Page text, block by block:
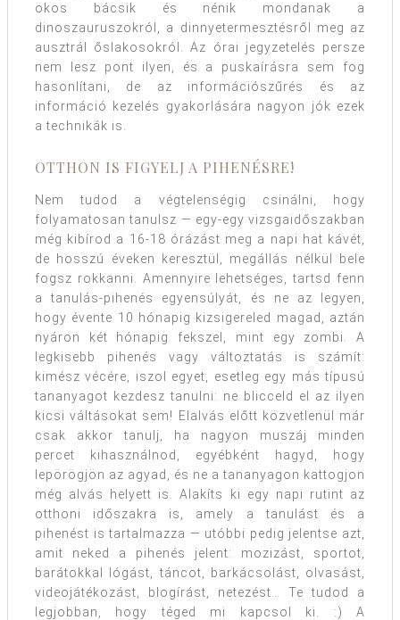
okos bácsik és nénik mondanak a
dinoszauruszokról, a dinnyetermesztésről meg az
ausztrál őslakosokról. Az órai jegyzetelés persze
nem lesz pont ilyen, és a puskaírásra sem fog
hasonlítani, de az információszűrés és az
információ kezelés gyakorlására nagyon jók ezek
a technikák is.
OTTHON IS FIGYELJ A PIHENÉSRE!
Nem tudod a végtelenségig csinálni, hogy
folyamatosan tanulsz — egy-egy vizsgaidőszakban
még kibírod a 16-18 órázást meg a napi hat kávét,
de hosszú éveken keresztül, megállás nélkül bele
fogsz rokkanni. Amennyire lehetséges, tartsd fenn
a tanulás-pihenés egyensúlyát, és ne az legyen,
hogy évente 10 hónapig kizsigereled magad, aztán
nyáron két hónapig fekszel, mint egy zombi. A
legkisebb pihenés vagy változtatás is számít:
kimész vécére, iszol egyet, esetleg egy más típusú
tananyagot kezdesz tanulni: ne blicceld el az ilyen
kicsi váltásokat sem! Elalvás előtt közvetlenül már
csak akkor tanulj, ha nagyon muszáj minden
percet kihasználnod, egyébként hagyd, hogy
lepörögjön az agyad, és ne a tananyagon kattogjon
még alvás helyett is. Alakíts ki egy napi rutint az
otthoni időszakra is, amely a tanulást és a
pihenést is tartalmazza — utóbbi pedig jelentse azt,
amit neked a pihenés jelent: mozizást, sportot,
barátokkal lógást, táncot, barkácsolást, olvasást,
videojátékozást, blogírást, netezést… Te tudod a
legjobban, hogy téged mi kapcsol ki. :) A